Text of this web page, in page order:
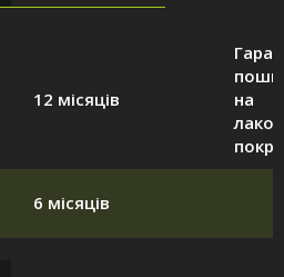
12 місяців
на
6 місяців